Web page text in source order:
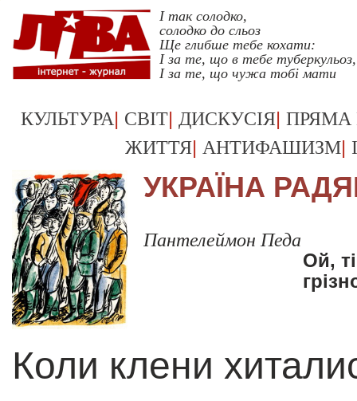
І так солодко,
солодко до сльоз
Ще глибше тебе кохати:
І за те, що в тебе туберкульоз,
І за те, що чужа тобі мати
КУЛЬТУРА| СВІТ| ДИСКУСІЯ| ПРЯМА
ЖИТТЯ| АНТИФАШИЗМ|
УКРАЇНА
Пантелеймон Педа
Ой,
Коли клени